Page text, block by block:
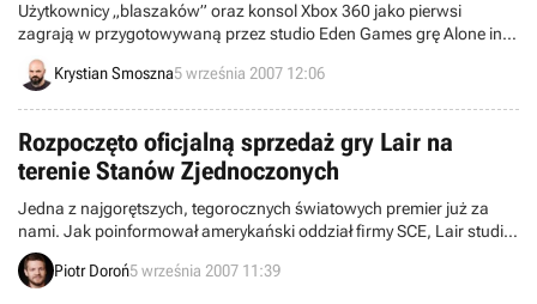
Użytkownicy „blaszaków” oraz konsol Xbox 360 jako pierwsi
zagrają w przygotowywaną przez studio Eden Games grę Alone in
the Dark – oznajmił dziś serwis Eurogamer. Edycja na konsolę
PlayStation 3 zostanie wydana w późniejszym terminie.
Krystian Smoszna5 września 2007 12:06
Rozpoczęto oficjalną sprzedaż gry Lair na
terenie Stanów Zjednoczonych
Jedna z najgorętszych, tegorocznych światowych premier już za
nami. Jak poinformował amerykański oddział firmy SCE, Lair studia
Factor 5 wylądował oficjalnie na tamtejszych półkach sklepowych.
Zainteresowani gracze mogą dzięki temu skonfrontować swoje
Piotr Doroń5 września 2007 11:39